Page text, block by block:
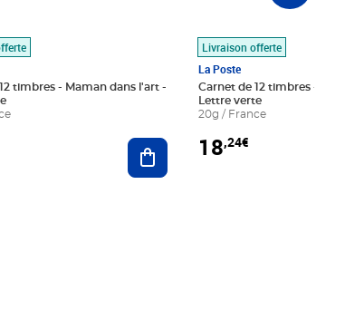
timbres - Maman dans l'art -
Ajouter au panier
Livraison offerte
La Poste
Carnet de 12 timbres - Le
Lettre verte
20g / France
18,24€